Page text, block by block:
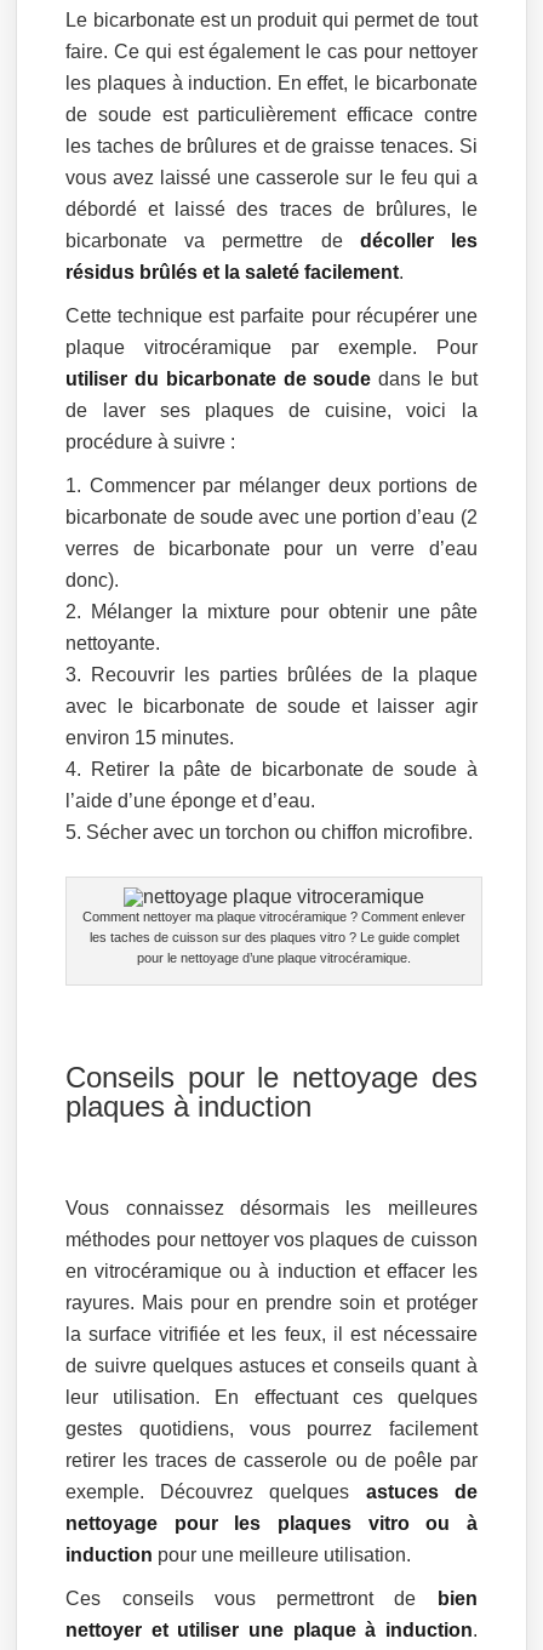
Le bicarbonate est un produit qui permet de tout
faire. Ce qui est également le cas pour nettoyer
les plaques à induction. En effet, le bicarbonate
de soude est particulièrement efficace contre
les taches de brûlures et de graisse tenaces. Si
vous avez laissé une casserole sur le feu qui a
débordé et laissé des traces de brûlures, le
bicarbonate va permettre de décoller les
résidus brûlés et la saleté facilement.
Cette technique est parfaite pour récupérer une
plaque vitrocéramique par exemple. Pour
utiliser du bicarbonate de soude dans le but
de laver ses plaques de cuisine, voici la
procédure à suivre :
Commencer par mélanger deux portions de
bicarbonate de soude avec une portion d’eau (2
verres de bicarbonate pour un verre d’eau
donc).
Mélanger la mixture pour obtenir une pâte
nettoyante.
Recouvrir les parties brûlées de la plaque
avec le bicarbonate de soude et laisser agir
environ 15 minutes.
Retirer la pâte de bicarbonate de soude à
l’aide d’une éponge et d’eau.
Sécher avec un torchon ou chiffon microfibre.
Comment nettoyer ma plaque vitrocéramique ? Comment enlever
les taches de cuisson sur des plaques vitro ? Le guide complet
pour le nettoyage d’une plaque vitrocéramique.
Conseils pour le nettoyage des
plaques à induction
Vous connaissez désormais les meilleures
méthodes pour nettoyer vos plaques de cuisson
en vitrocéramique ou à induction et effacer les
rayures. Mais pour en prendre soin et protéger
la surface vitrifiée et les feux, il est nécessaire
de suivre quelques astuces et conseils quant à
leur utilisation. En effectuant ces quelques
gestes quotidiens, vous pourrez facilement
retirer les traces de casserole ou de poêle par
exemple. Découvrez quelques astuces de
nettoyage pour les plaques vitro ou à
induction pour une meilleure utilisation.
Ces conseils vous permettront de
bien
nettoyer et utiliser une plaque à induction.